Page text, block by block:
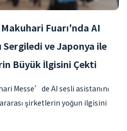
Fuarı'nda AI
Sergiledi ve Japonya ile
Büyük İlgisini Çekti
Messe’de AI sesli asistanını
şirketlerin yoğun ilgisini